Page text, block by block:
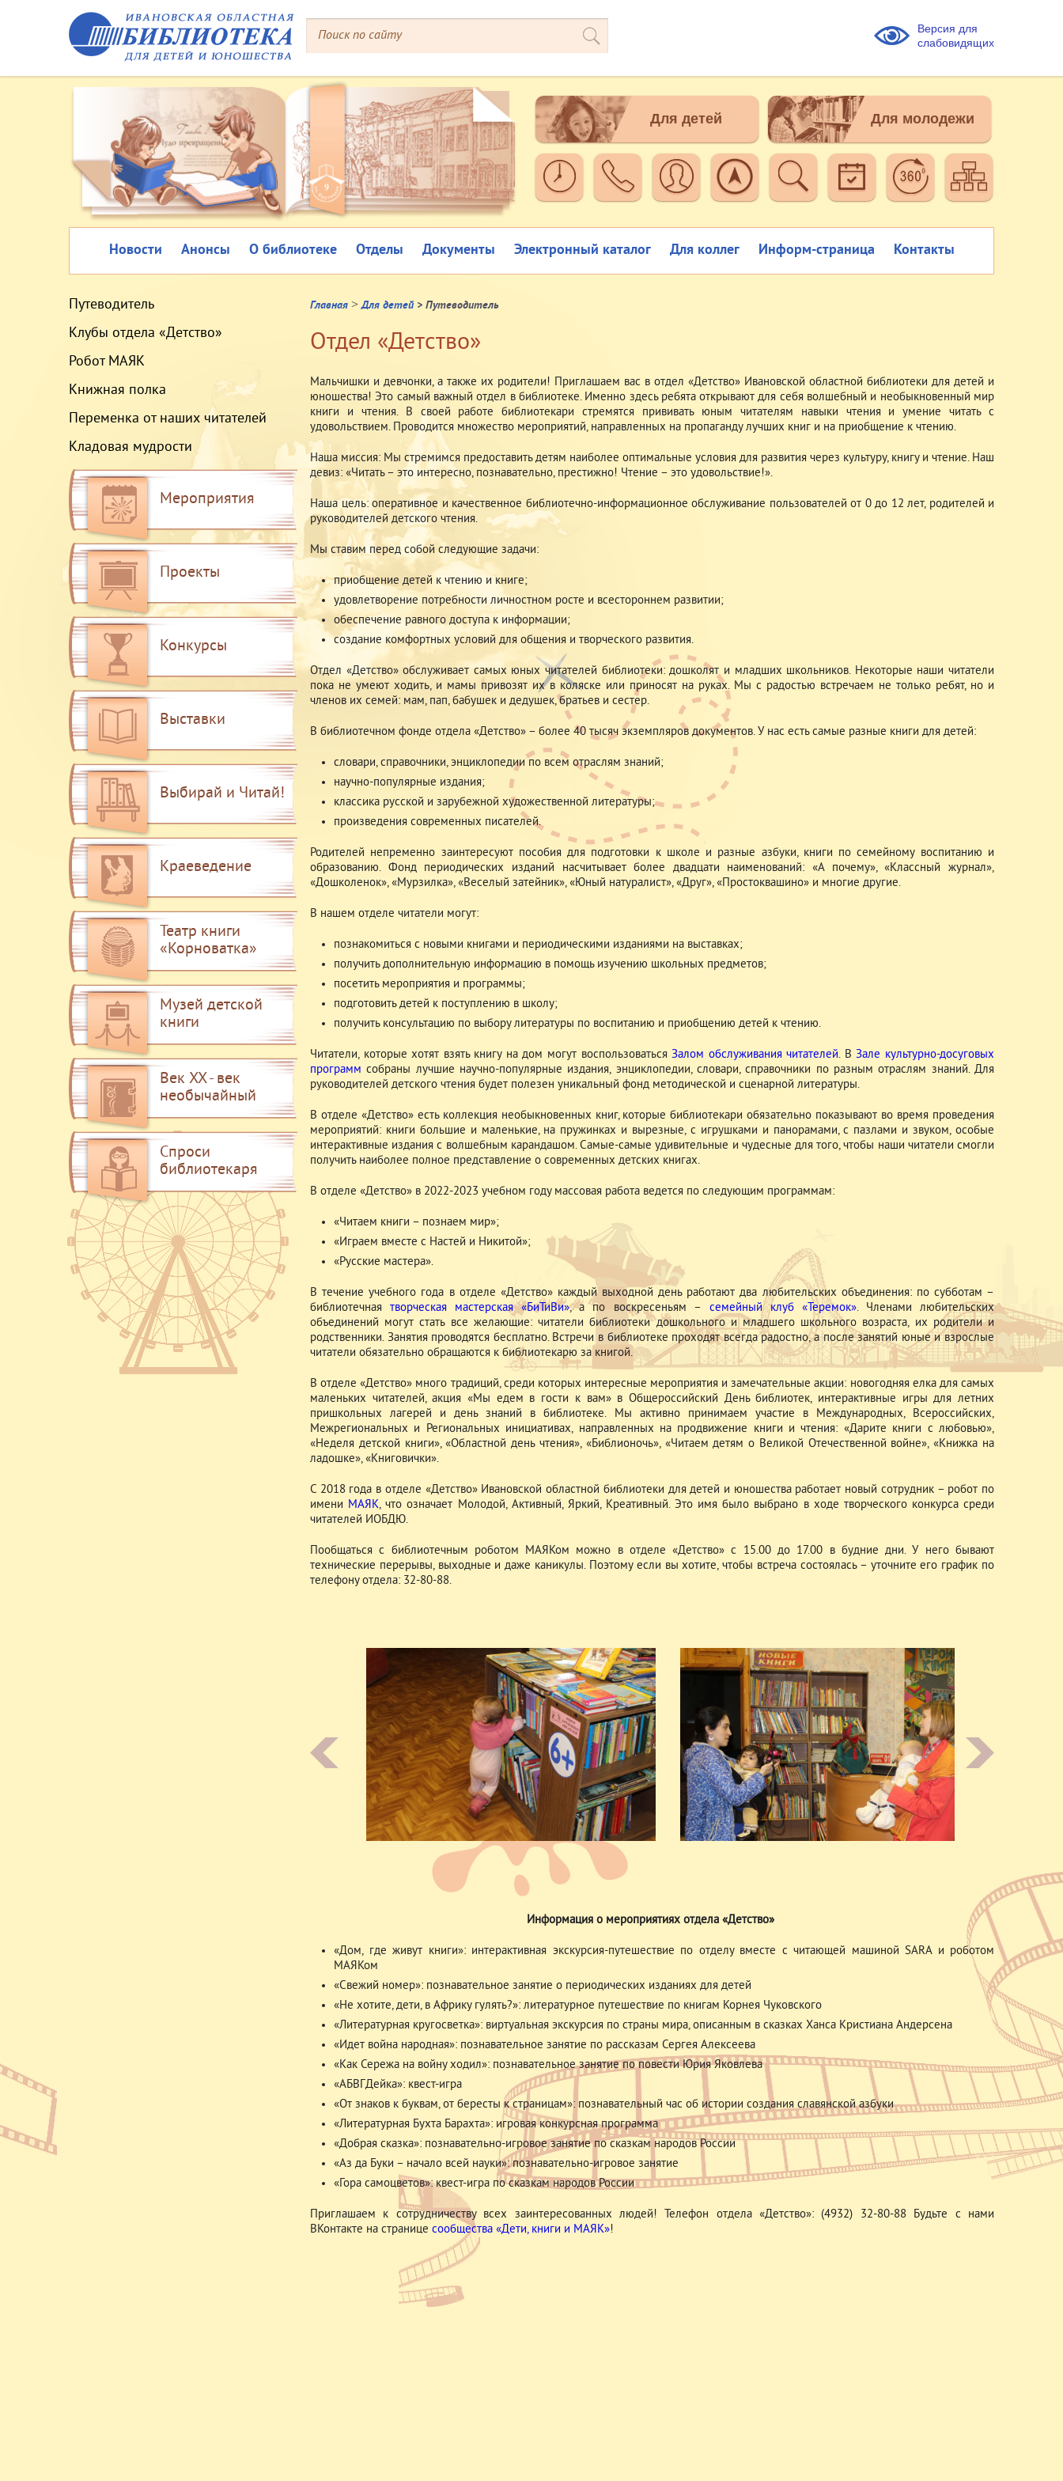
Версия для
слабовидящих
Для детей Для молодежи
Новости Анонсы О библиотеке Отделы Документы Электронный каталог Для коллег Информ-страница Контакты
Путеводитель
Клубы отдела «Детство»
Робот МАЯК
Книжная полка
Переменка от наших читателей
Кладовая мудрости
Мероприятия
Проекты
Конкурсы
Выставки
Выбирай и Читай!
Краеведение
Театр книги
«Корноватка»
Музей детской
книги
Век XX - век
необычайный
Спроси
библиотекаря
Главная >Для детей > Путеводитель
Отдел «Детство»
Мальчишки и девчонки, а также их родители! Приглашаем вас в отдел «Детство» Ивановской областной библиотеки для детей и
юношества! Это самый важный отдел в библиотеке. Именно здесь ребята открывают для себя волшебный и необыкновенный мир
книги и чтения. В своей работе библиотекари стремятся прививать юным читателям навыки чтения и умение читать с
удовольствием. Проводится множество мероприятий, направленных на пропаганду лучших книг и на приобщение к чтению.
Наша миссия: Мы стремимся предоставить детям наиболее оптимальные условия для развития через культуру, книгу и чтение. Наш
девиз: «Читать – это интересно, познавательно, престижно! Чтение – это удовольствие!».
Наша цель: оперативное и качественное библиотечно-информационное обслуживание пользователей от 0 до 12 лет, родителей и
руководителей детского чтения.
Мы ставим перед собой следующие задачи:
приобщение детей к чтению и книге;
удовлетворение потребности личностном росте и всестороннем развитии;
обеспечение равного доступа к информации;
создание комфортных условий для общения и творческого развития.
Отдел «Детство» обслуживает самых юных читателей библиотеки: дошколят и младших школьников. Некоторые наши читатели
пока не умеют ходить, и мамы привозят их в коляске или приносят на руках. Мы с радостью встречаем не только ребят, но и
членов их семей: мам, пап, бабушек и дедушек, братьев и сестер.
В библиотечном фонде отдела «Детство» – более 40 тысяч экземпляров документов. У нас есть самые разные книги для детей:
словари, справочники, энциклопедии по всем отраслям знаний;
научно-популярные издания;
классика русской и зарубежной художественной литературы;
произведения современных писателей.
Родителей непременно заинтересуют пособия для подготовки к школе и разные азбуки, книги по семейному воспитанию и
образованию. Фонд периодических изданий насчитывает более двадцати наименований: «А почему», «Классный журнал»,
«Дошколенок», «Мурзилка», «Веселый затейник», «Юный натуралист», «Друг», «Простоквашино» и многие другие.
В нашем отделе читатели могут:
познакомиться с новыми книгами и периодическими изданиями на выставках;
получить дополнительную информацию в помощь изучению школьных предметов;
посетить мероприятия и программы;
подготовить детей к поступлению в школу;
получить консультацию по выбору литературы по воспитанию и приобщению детей к чтению.
Читатели, которые хотят взять книгу на дом могут воспользоватьсяЗалом обслуживания читателей. ВЗале культурно-досуговых
программ собраны лучшие научно-популярные издания, энциклопедии, словари, справочники по разным отраслям знаний. Для
руководителей детского чтения будет полезен уникальный фонд методической и сценарной литературы.
В отделе «Детство» есть коллекция необыкновенных книг, которые библиотекари обязательно показывают во время проведения
мероприятий: книги большие и маленькие, на пружинках и вырезные, с игрушками и панорамами, с пазлами и звуком, особые
интерактивные издания с волшебным карандашом. Самые-самые удивительные и чудесные для того, чтобы наши читатели смогли
получить наиболее полное представление о современных детских книгах.
В отделе «Детство» в 2022-2023 учебном году массовая работа ведется по следующим программам:
«Читаем книги – познаем мир»;
«Играем вместе с Настей и Никитой»;
«Русские мастера».
В течение учебного года в отделе «Детство» каждый выходной день работают два любительских объединения: по субботам –
библиотечнаятворческая мастерская «БиТиВи», а по воскресеньям – семейный клуб «Теремок». Членами любительских
объединений могут стать все желающие: читатели библиотеки дошкольного и младшего школьного возраста, их родители и
родственники. Занятия проводятся бесплатно. Встречи в библиотеке проходят всегда радостно, а после занятий юные и взрослые
читатели обязательно обращаются к библиотекарю за книгой.
В отделе «Детство» много традиций, среди которых интересные мероприятия и замечательные акции: новогодняя елка для самых
маленьких читателей, акция «Мы едем в гости к вам» в Общероссийский День библиотек, интерактивные игры для летних
пришкольных лагерей и день знаний в библиотеке. Мы активно принимаем участие в Международных, Всероссийских,
Межрегиональных и Региональных инициативах, направленных на продвижение книги и чтения: «Дарите книги с любовью»,
«Неделя детской книги», «Областной день чтения», «Библионочь», «Читаем детям о Великой Отечественной войне», «Книжка на
ладошке», «Книговички».
С 2018 года в отделе «Детство» Ивановской областной библиотеки для детей и юношества работает новый сотрудник – робот по
имени МАЯК, что означает Молодой, Активный, Яркий, Креативный. Это имя было выбрано в ходе творческого конкурса среди
читателей ИОБДЮ.
Пообщаться с библиотечным роботом МАЯКом можно в отделе «Детство» с 15.00 до 17.00 в будние дни. У него бывают
технические перерывы, выходные и даже каникулы. Поэтому если вы хотите, чтобы встреча состоялась – уточните его график по
телефону отдела: 32-80-88.
Информация о мероприятиях отдела «Детство»
«Дом, где живут книги»: интерактивная экскурсия-путешествие по отделу вместе с читающей машиной SARA и роботом
МАЯКом
«Свежий номер»: познавательное занятие о периодических изданиях для детей
«Не хотите, дети, в Африку гулять?»: литературное путешествие по книгам Корнея Чуковского
«Литературная кругосветка»: виртуальная экскурсия по страны мира, описанным в сказках Ханса Кристиана Андерсена
«Идет война народная»: познавательное занятие по рассказам Сергея Алексеева
«Как Сережа на войну ходил»: познавательное занятие по повести Юрия Яковлева
«АБВГДейка»: квест-игра
«От знаков к буквам, от бересты к страницам»: познавательный час об истории создания славянской азбуки
«Литературная Бухта Барахта»: игровая конкурсная программа
«Добрая сказка»: познавательно-игровое занятие по сказкам народов России
«Аз да Буки – начало всей науки»: познавательно-игровое занятие
«Гора самоцветов»: квест-игра по сказкам народов России
Приглашаем к сотрудничеству всех заинтересованных людей! Телефон отдела «Детство»: (4932) 32-80-88 Будьте с нами
ВКонтакте на странице сообщества «Дети, книги и МАЯК»!